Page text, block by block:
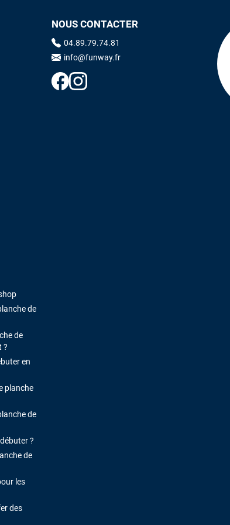
de
de
?
en
planche
de
?
de
les
des
NOUS CONTACTER
04.89.79.74.81
info@funway.fr
il y a 3 mois
Super service. L'envoi a
Mauruuru roa.